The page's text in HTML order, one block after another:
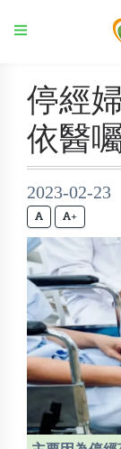
停經
依醫
2023-02-
+